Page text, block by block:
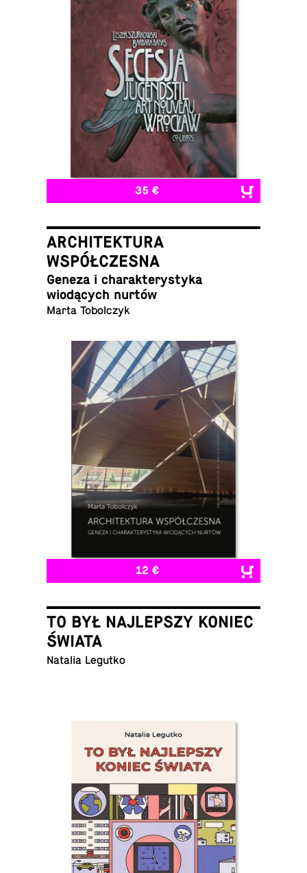
35 €
ARCHITEKTURA
WSPÓŁCZESNA
Geneza i charak­terystyka
wiodących nurtów
Marta Tobolczyk
12 €
TO BYŁ NAJLEPSZY KONIEC
ŚWIATA
Natalia Legutko